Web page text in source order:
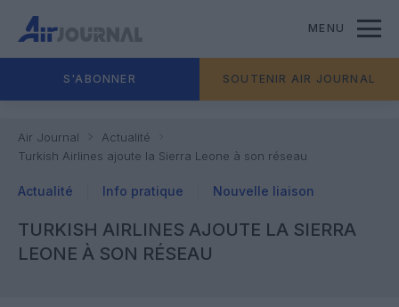
MENU
S'ABONNER SOUTENIR AIR JOURNAL
Air Journal
Actualité
Turkish Airlines ajoute la Sierra Leone à son réseau
Actualité Info pratique Nouvelle liaison
TURKISH AIRLINES AJOUTE LA SIERRA
LEONE À SON RÉSEAU